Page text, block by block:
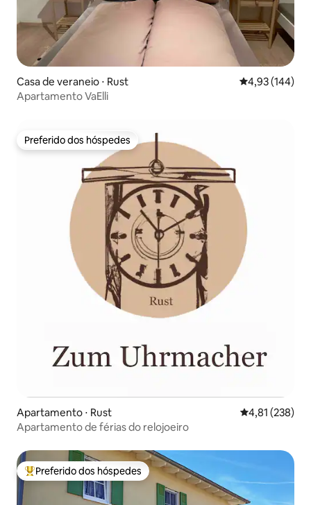
Casa de veraneio ⋅ Rust 4,93 de uma
4,93 (144)
Apartamento VaElli
Preferido dos hóspedes
Preferido dos hóspedes
Apartamento ⋅ Rust 4,81 de uma
4,81 (238)
Apartamento de férias do relojoeiro
Entre os melhores preferidos dos hóspedes
Preferido dos hóspedes